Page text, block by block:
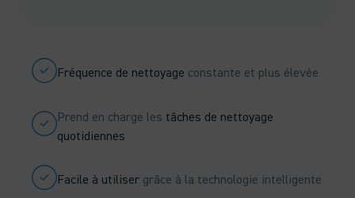
Fréquence de nettoyage constante et plus élevée
Prend en charge les tâches de nettoyage
quotidiennes
Facile à utiliser grâce à la technologie intelligente